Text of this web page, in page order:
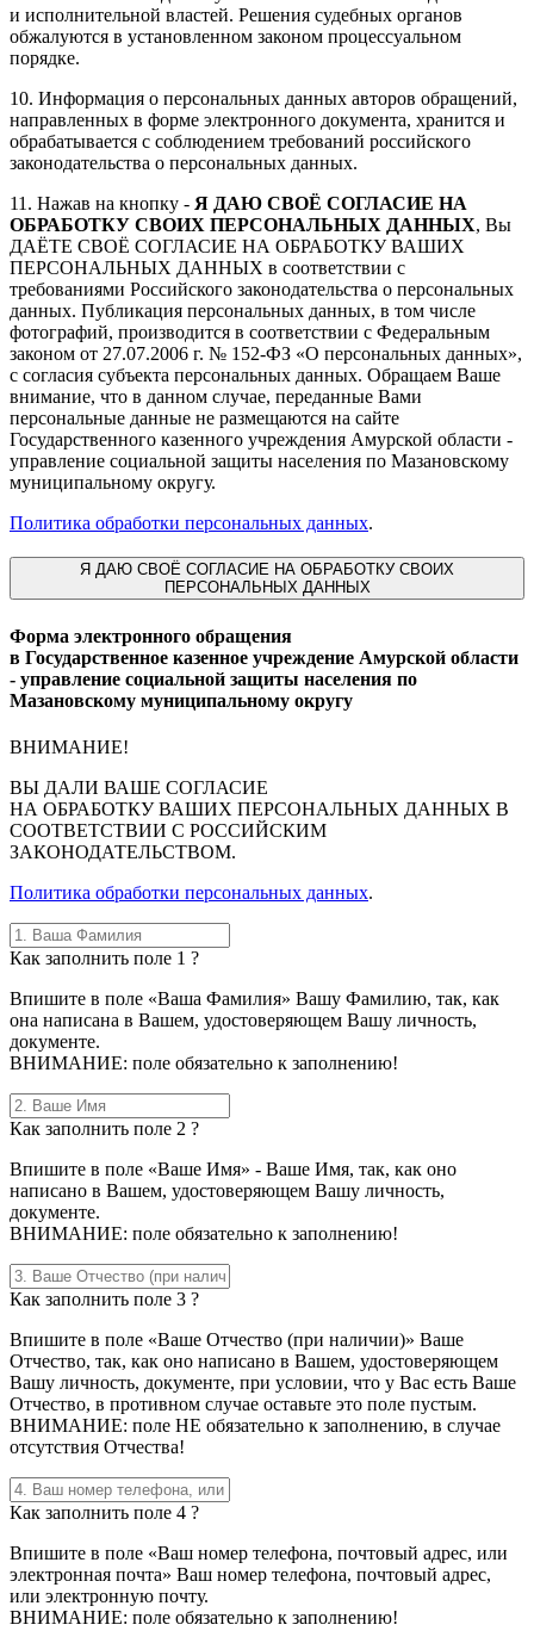
и исполнительной властей. Решения судебных органов
обжалуются в установленном законом процессуальном
порядке.
10. Информация о персональных данных авторов обращений,
направленных в форме электронного документа, хранится и
обрабатывается с соблюдением требований российского
законодательства о персональных данных.
11. Нажав на кнопку - Я ДАЮ СВОЁ СОГЛАСИЕ НА
ОБРАБОТКУ СВОИХ ПЕРСОНАЛЬНЫХ ДАННЫХ, Вы
ДАЁТЕ СВОЁ СОГЛАСИЕ НА ОБРАБОТКУ ВАШИХ
ПЕРСОНАЛЬНЫХ ДАННЫХ в соответствии с
требованиями Российского законодательства о персональных
данных. Публикация персональных данных, в том числе
фотографий, производится в соответствии с Федеральным
законом от 27.07.2006 г. № 152-ФЗ «О персональных данных»,
с согласия субъекта персональных данных. Обращаем Ваше
внимание, что в данном случае, переданные Вами
персональные данные не размещаются на сайте
Государственного казенного учреждения Амурской области -
управление социальной защиты населения по Мазановскому
муниципальному округу.
Политика обработки персональных данных.
Я ДАЮ СВОЁ СОГЛАСИЕ НА ОБРАБОТКУ СВОИХ
ПЕРСОНАЛЬНЫХ ДАННЫХ
Форма электронного обращения
в Государственное казенное учреждение Амурской области
- управление социальной защиты населения по
Мазановскому муниципальному округу
ВНИМАНИЕ!
ВЫ ДАЛИ ВАШЕ СОГЛАСИЕ
НА ОБРАБОТКУ ВАШИХ ПЕРСОНАЛЬНЫХ ДАННЫХ В
СООТВЕТСТВИИ С РОССИЙСКИМ
ЗАКОНОДАТЕЛЬСТВОМ.
Политика обработки персональных данных.
Как заполнить поле 1 ?
Впишите в поле «Ваша Фамилия» Вашу Фамилию, так, как
она написана в Вашем, удостоверяющем Вашу личность,
документе.
ВНИМАНИЕ: поле обязательно к заполнению!
Как заполнить поле 2 ?
Впишите в поле «Ваше Имя» - Ваше Имя, так, как оно
написано в Вашем, удостоверяющем Вашу личность,
документе.
ВНИМАНИЕ: поле обязательно к заполнению!
Как заполнить поле 3 ?
Впишите в поле «Ваше Отчество (при наличии)» Ваше
Отчество, так, как оно написано в Вашем, удостоверяющем
Вашу личность, документе, при условии, что у Вас есть Ваше
Отчество, в противном случае оставьте это поле пустым.
ВНИМАНИЕ: поле НЕ обязательно к заполнению, в случае
отсутствия Отчества!
Как заполнить поле 4 ?
Впишите в поле «Ваш номер телефона, почтовый адрес, или
электронная почта» Ваш номер телефона, почтовый адрес,
или электронную почту.
ВНИМАНИЕ: поле обязательно к заполнению!